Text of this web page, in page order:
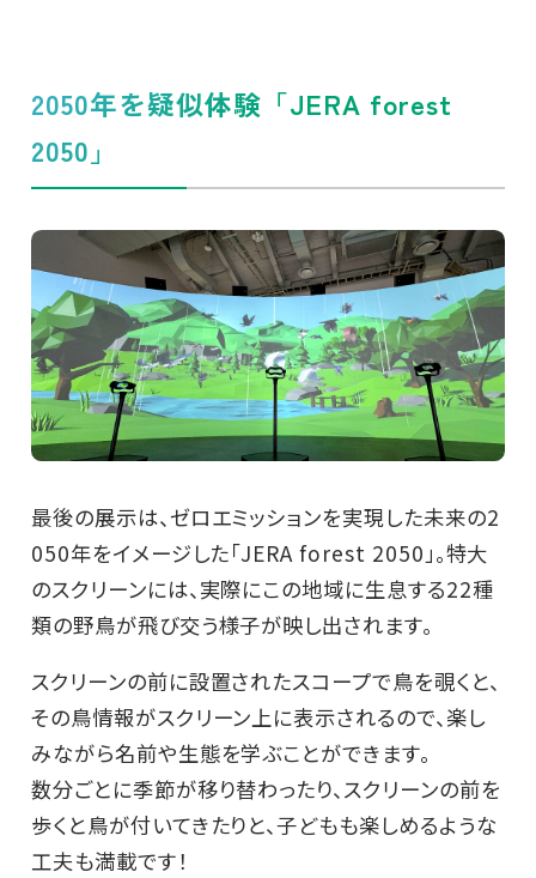
2050年を疑似体験「JERA forest
2050」
最後の展示は、ゼロエミッションを実現した未来の2
050年をイメージした「JERA forest 2050」。特大
のスクリーンには、実際にこの地域に生息する22種
類の野鳥が飛び交う様子が映し出されます。
スクリーンの前に設置されたスコープで鳥を覗くと、
その鳥情報がスクリーン上に表示されるので、楽し
みながら名前や生態を学ぶことができます。
数分ごとに季節が移り替わったり、スクリーンの前を
歩くと鳥が付いてきたりと、子どもも楽しめるような
工夫も満載です！